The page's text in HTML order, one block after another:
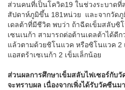
ส่วนคนที่เป็นโควิด19 ในช่วงระบาดที่
สัปดาห์ภูมิขึ้น 181หน่วย และจากวัดภู
เดลต้าที่มีชีวิต พบว่า ถ้าฉีดเข็มสลับซิ
เซนเนก้า สามารถต่อต้านเดลต้าได้ดี
แล้วตามด้วยชิโนแวค หรือซิโนแวค 2
แอสตร้าเซเนก้า 2 เข็มเล็กน้อย
ส่วนผลการศึกษาเข็มสลับไฟเซอร์กับ
จะทราบผล เนื่องจากเพิ่งได้รับวัคซีนม